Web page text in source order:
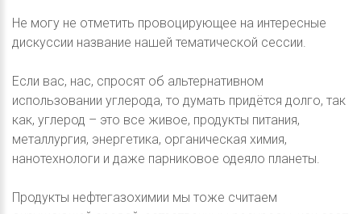
Не могу не отметить провоцирующее на интересные
дискуссии название нашей тематической сессии.
Если вас, нас, спросят об альтернативном
использовании углерода, то думать придётся долго, так
как, углерод – это все живое, продукты питания,
металлургия, энергетика, органическая химия,
нанотехнологи и даже парниковое одеяло планеты.
Продукты нефтегазохимии мы тоже считаем